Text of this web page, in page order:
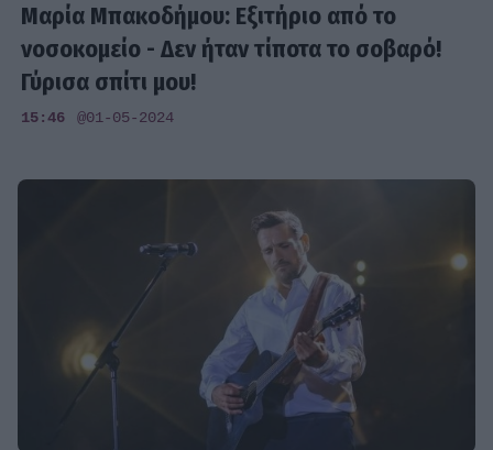
Μαρία Μπακοδήμου: Εξιτήριο από το
νοσοκομείο - Δεν ήταν τίποτα το σοβαρό!
Γύρισα σπίτι μου!
15:46 @01-05-2024